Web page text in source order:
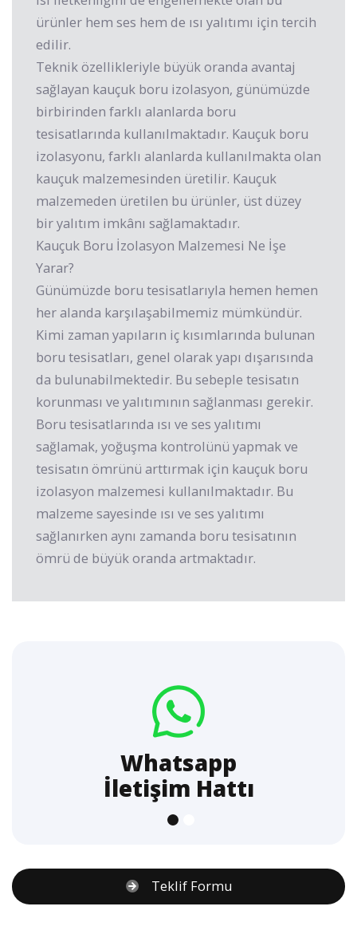
ürünler hem ses hem de ısı yalıtımı için tercih
edilir.
Teknik özellikleriyle büyük oranda avantaj
sağlayan kauçuk boru izolasyon, günümüzde
birbirinden farklı alanlarda boru
tesisatlarında kullanılmaktadır. Kauçuk boru
izolasyonu, farklı alanlarda kullanılmakta olan
kauçuk malzemesinden üretilir. Kauçuk
malzemeden üretilen bu ürünler, üst düzey
bir yalıtım imkânı sağlamaktadır.
Kauçuk Boru İzolasyon Malzemesi Ne İşe
Yarar?
Günümüzde boru tesisatlarıyla hemen hemen
her alanda karşılaşabilmemiz mümkündür.
Kimi zaman yapıların iç kısımlarında bulunan
boru tesisatları, genel olarak yapı dışarısında
da bulunabilmektedir. Bu sebeple tesisatın
korunması ve yalıtımının sağlanması gerekir.
Boru tesisatlarında ısı ve ses yalıtımı
sağlamak, yoğuşma kontrolünü yapmak ve
tesisatın ömrünü arttırmak için kauçuk boru
izolasyon malzemesi kullanılmaktadır. Bu
malzeme sayesinde ısı ve ses yalıtımı
sağlanırken aynı zamanda boru tesisatının
ömrü de büyük oranda artmaktadır.
Hattı
Teklif Formu